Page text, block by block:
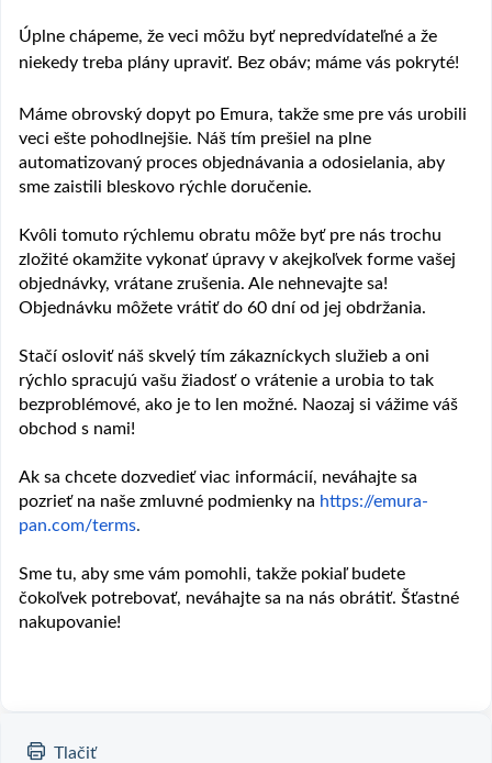
Úplne chápeme, že veci môžu byť nepredvídateľné a že
niekedy treba plány upraviť. Bez obáv; máme vás pokryté!
Máme obrovský dopyt po Emura, takže sme pre vás urobili
veci ešte pohodlnejšie. Náš tím prešiel na plne
automatizovaný proces objednávania a odosielania, aby
sme zaistili bleskovo rýchle doručenie.
Kvôli tomuto rýchlemu obratu môže byť pre nás trochu
zložité okamžite vykonať úpravy v akejkoľvek forme vašej
objednávky, vrátane zrušenia. Ale nehnevajte sa!
Objednávku môžete vrátiť do 60 dní od jej obdržania.
Stačí osloviť náš skvelý tím zákazníckych služieb a oni
rýchlo spracujú vašu žiadosť o vrátenie a urobia to tak
bezproblémové, ako je to len možné. Naozaj si vážime váš
obchod s nami!
Ak sa chcete dozvedieť viac informácií, neváhajte sa
pozrieť na naše zmluvné podmienky na https://emura-
pan.com/terms.
Sme tu, aby sme vám pomohli, takže pokiaľ budete
čokoľvek potrebovať, neváhajte sa na nás obrátiť. Šťastné
nakupovanie!
Tlačiť